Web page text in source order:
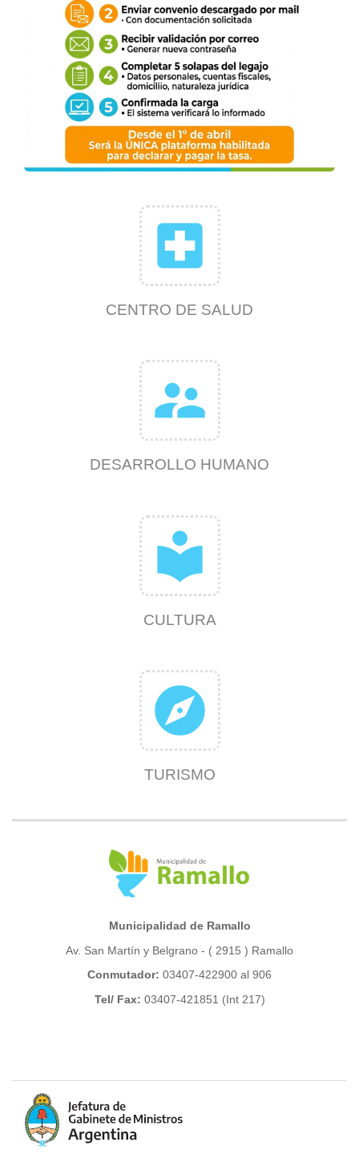
local_hospital
CENTRO DE SALUD
supervisor_account
DESARROLLO HUMANO
local_library
CULTURA
explore
TURISMO
Municipalidad de Ramallo
Av. San Martín y Belgrano - ( 2915 ) Ramallo
Conmutador: 03407-422900 al 906
Tel/ Fax: 03407-421851 (Int 217)